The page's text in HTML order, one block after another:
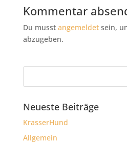
Kommentar
Du musst angemeldetsein,
abzugeben.
Neueste Beiträge
KrasserHund
Allgemein